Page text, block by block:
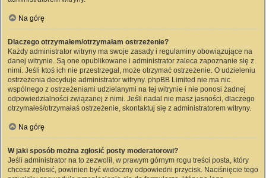
Na górę
Dlaczego otrzymałem/otrzymałam ostrzeżenie?
Każdy administrator witryny ma swoje zasady i regulaminy obowiązujące na
danej witrynie. Są one opublikowane i administrator zaleca zapoznanie się z
nimi. Jeśli ktoś ich nie przestrzegał, może otrzymać ostrzeżenie. O udzieleniu
ostrzeżenia decyduje administrator witryny. phpBB Limited nie ma nic
wspólnego z ostrzeżeniami udzielanymi na tej witrynie i nie ponosi żadnej
odpowiedzialności związanej z nimi. Jeśli nadal nie masz jasności, dlaczego
otrzymałeś/otrzymałaś ostrzeżenie, skontaktuj się z administratorem witryny.
Na górę
W jaki sposób można zgłosić posty moderatorowi?
Jeśli administrator na to zezwolił, w prawym górnym rogu treści posta, który
chcesz zgłosić, powinien być widoczny odpowiedni przycisk. Naciśnięcie tego